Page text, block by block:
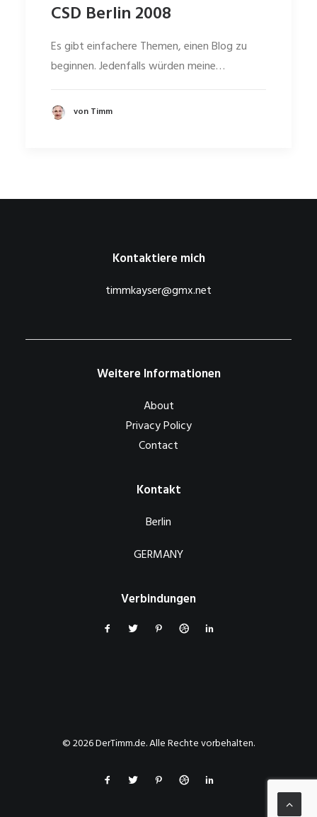
CSD Berlin 2008
Es gibt einfachere Themen, einen Blog zu
beginnen. Jedenfalls würden meine…
von Timm
Kontaktiere mich
timmkayser@gmx.net
Weitere Informationen
About
Privacy Policy
Contact
Kontakt
Berlin
GERMANY
Verbindungen
© 2026 DerTimm.de. Alle Rechte vorbehalten.